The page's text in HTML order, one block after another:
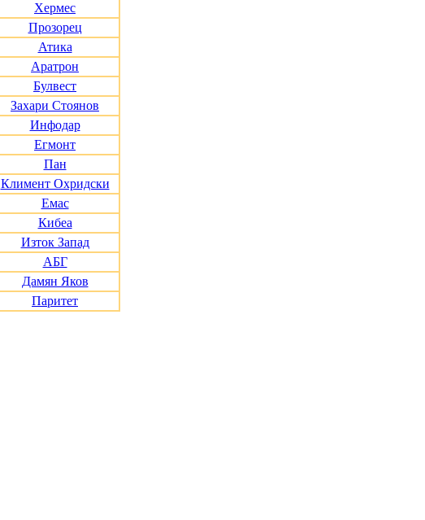
Хермес
Прозорец
Атика
Аратрон
Булвест
Захари Стоянов
Инфодар
Егмонт
Пан
Климент Охридски
Емас
Кибеа
Изток Запад
АБГ
Дамян Яков
Паритет